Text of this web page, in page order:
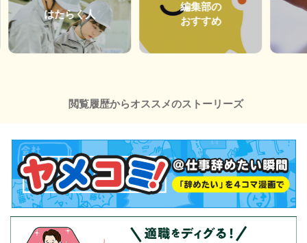
はたらく人
編集部の
おすすめ
閲覧履歴からオススメのストーリーズ